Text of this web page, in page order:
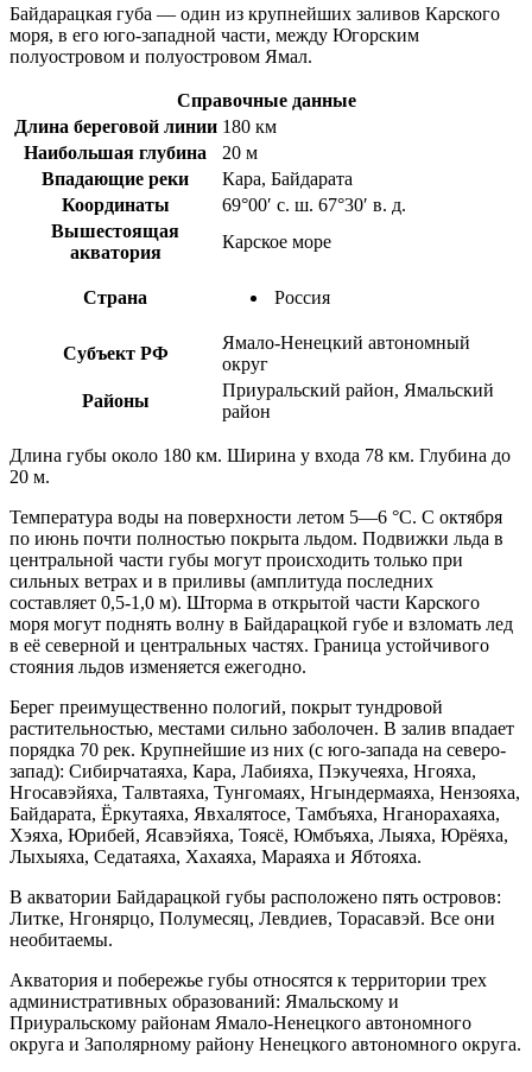
Байдарацкая губа — один из крупнейших заливов Карского
моря, в его юго-западной части, между Югорским
полуостровом и полуостровом Ямал.
Справочные данные
Длина береговой линии 180 км
Наибольшая глубина
20 м
Впадающие реки
Кара, Байдарата
Координаты
69°00′ с. ш. 67°30′ в. д.
Вышестоящая
акватория
Карское море
Страна Россия
Субъект РФ
Ямало-Ненецкий автономный
округ
Районы
Приуральский район, Ямальский
район
Длина губы около 180 км. Ширина у входа 78 км. Глубина до
20 м.
Температура воды на поверхности летом 5—6 °C. С октября
по июнь почти полностью покрыта льдом. Подвижки льда в
центральной части губы могут происходить только при
сильных ветрах и в приливы (амплитуда последних
составляет 0,5-1,0 м). Шторма в открытой части Карского
моря могут поднять волну в Байдарацкой губе и взломать лед
в её северной и центральных частях. Граница устойчивого
стояния льдов изменяется ежегодно.
Берег преимущественно пологий, покрыт тундровой
растительностью, местами сильно заболочен. В залив впадает
порядка 70 рек. Крупнейшие из них (с юго-запада на северо-
запад): Сибирчатаяха, Кара, Лабияха, Пэкучеяха, Нгояха,
Нгосавэйяха, Талвтаяха, Тунгомаях, Нгындермаяха, Нензояха,
Байдарата, Ёркутаяха, Явхалятосе, Тамбъяха, Нганорахаяха,
Хэяха, Юрибей, Ясавэйяха, Тоясё, Юмбъяха, Лыяха, Юрёяха,
Лыхыяха, Седатаяха, Хахаяха, Мараяха и Ябтояха.
В акватории Байдарацкой губы расположено пять островов:
Литке, Нгонярцо, Полумесяц, Левдиев, Торасавэй. Все они
необитаемы.
Акватория и побережье губы относятся к территории трех
административных образований: Ямальскому и
Приуральскому районам Ямало-Ненецкого автономного
округа и Заполярному району Ненецкого автономного округа.